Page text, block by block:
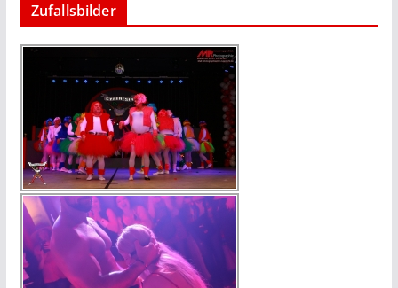
Zufallsbilder